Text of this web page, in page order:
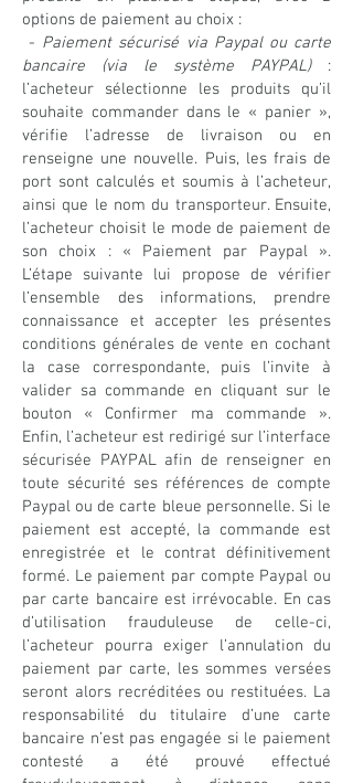
options de paiement au choix :
- Paiement sécurisé via Paypal ou carte
bancaire (via le système PAYPAL):
l’acheteur sélectionne les produits qu’il
souhaite commander dans le « panier »,
vérifie l’adresse de livraison ou en
renseigne une nouvelle. Puis, les frais de
port sont calculés et soumis à l’acheteur,
ainsi que le nom du transporteur. Ensuite,
l’acheteur choisit le mode de paiement de
son choix : « Paiement par Paypal ».
L’étape suivante lui propose de vérifier
l’ensemble des informations, prendre
connaissance et accepter les présentes
conditions générales de vente en cochant
la case correspondante, puis l’invite à
valider sa commande en cliquant sur le
bouton « Confirmer ma commande ».
Enfin, l’acheteur est redirigé sur l’interface
sécurisée PAYPAL afin de renseigner en
toute sécurité ses références de compte
Paypal ou de carte bleue personnelle. Si le
paiement est accepté, la commande est
enregistrée et le contrat définitivement
formé. Le paiement par compte Paypal ou
par carte bancaire est irrévocable. En cas
d’utilisation frauduleuse de celle-ci,
l’acheteur pourra exiger l’annulation du
paiement par carte, les sommes versées
seront alors recréditées ou restituées. La
responsabilité du titulaire d’une carte
bancaire n’est pas engagée si le paiement
contesté a été prouvé effectué